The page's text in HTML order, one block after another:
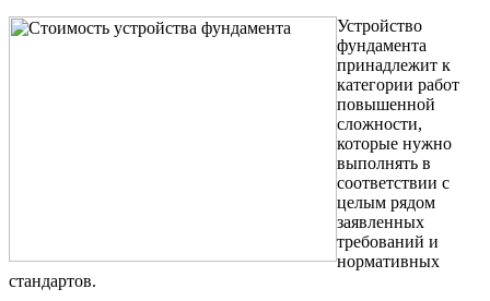
Устройство
фундамента
принадлежит к
категории работ
повышенной
сложности,
которые нужно
выполнять в
соответствии с
целым рядом
заявленных
требований и
нормативных
стандартов.